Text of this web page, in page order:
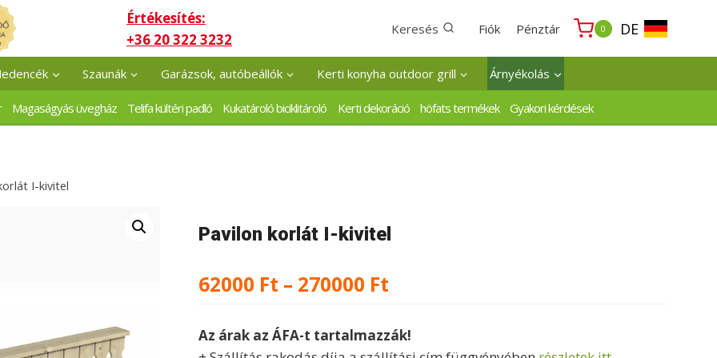
Értékesítés:
+36 20 322 3232
Keresés Fiók Pénztár 0 DE
Szaunák Garázsok, autóbeállók Kerti konyha outdoor grill Árnyékolás
Magaságyás üvegház Telifa kültéri padló Kukatároló biciklitároló Kerti dekoráció höfats termékek Gyakori kérdések
I-kivitel
Pavilon korlát I-kivitel
62000 Ft – 270000 Ft
-
Az árak az ÁFA-t tartalmazzák!